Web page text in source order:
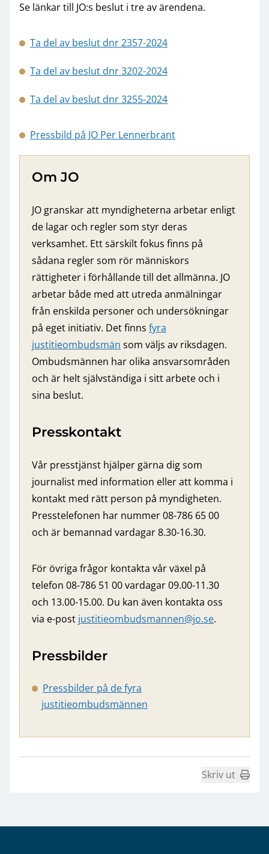
Se länkar till JO:s beslut i tre av ärendena.
Ta del av beslut dnr 2357-2024
Ta del av beslut dnr 3202-2024
Ta del av beslut dnr 3255-2024
Pressbild på JO Per Lennerbrant
Om JO
JO granskar att myndigheterna arbetar enligt
de lagar och regler som styr deras
verksamhet. Ett särskilt fokus finns på
sådana regler som rör människors
rättigheter i förhållande till det allmänna. JO
arbetar både med att utreda anmälningar
från enskilda personer och undersökningar
på eget initiativ. Det finns fyra
justitieombudsmän som väljs av riksdagen.
Ombudsmännen har olika ansvarsområden
och är helt självständiga i sitt arbete och i
sina beslut.
Presskontakt
Vår presstjänst hjälper gärna dig som
journalist med information eller att komma i
kontakt med rätt person på myndigheten.
Presstelefonen har nummer 08-786 65 00
och är bemannad vardagar 8.30-16.30.
För övriga frågor kontakta vår växel på
telefon 08-786 51 00 vardagar 09.00-11.30
och 13.00-15.00. Du kan även kontakta oss
via e-post justitieombudsmannen@jo.se.
Pressbilder
Pressbilder på de fyra
justitieombudsmännen
Skriv ut